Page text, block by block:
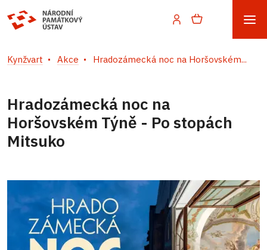
Kynžvart Akce Hradozámecká noc na Horšovském...
Hradozámecká noc na
Horšovském Týně - Po stopách
Mitsuko